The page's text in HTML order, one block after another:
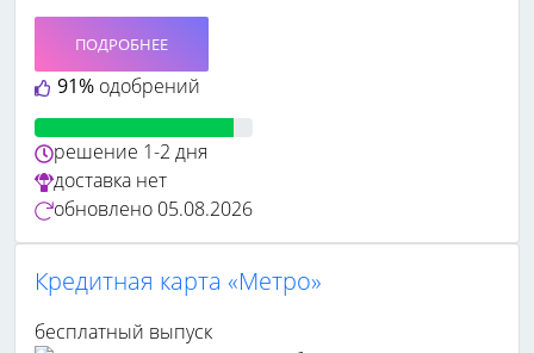
91% одобрений
ПОДРОБНЕЕ
решение 1-2 дня
доставка нет
обновлено 05.08.2026
Кредитная карта «Метро»
бесплатный выпуск